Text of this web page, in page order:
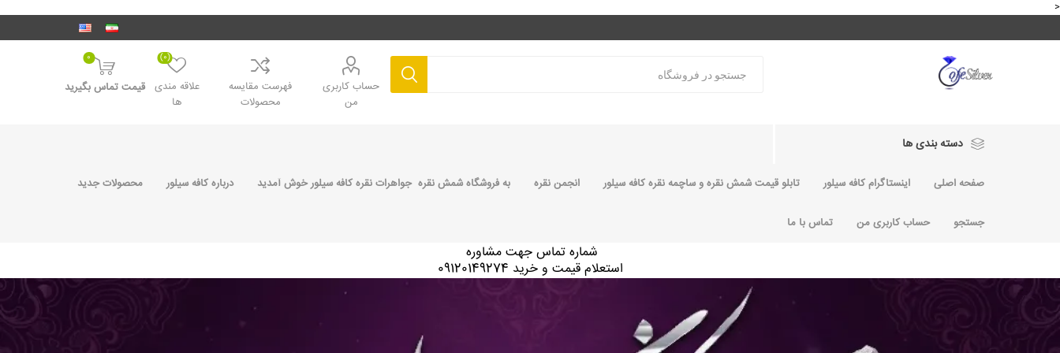
<
حساب کاربری
من
فهرست مقایسه
محصولات
علاقه مندی
ها
(0)
0
قیمت تماس بگیرید
دسته بندی ها
صفحه اصلی اینستاگرام کافه سیلور تابلو قیمت شمش نقره و ساچمه نقره کافه سیلور انجمن نقره به فروشگاه شمش نقره جواهرات نقره کافه سیلور خوش آمدید درباره کافه سیلور محصولات جدید
جستجو حساب کاربری من تماس با ما
شماره تماس جهت مشاوره
استعلام قیمت و خرید 09120149274